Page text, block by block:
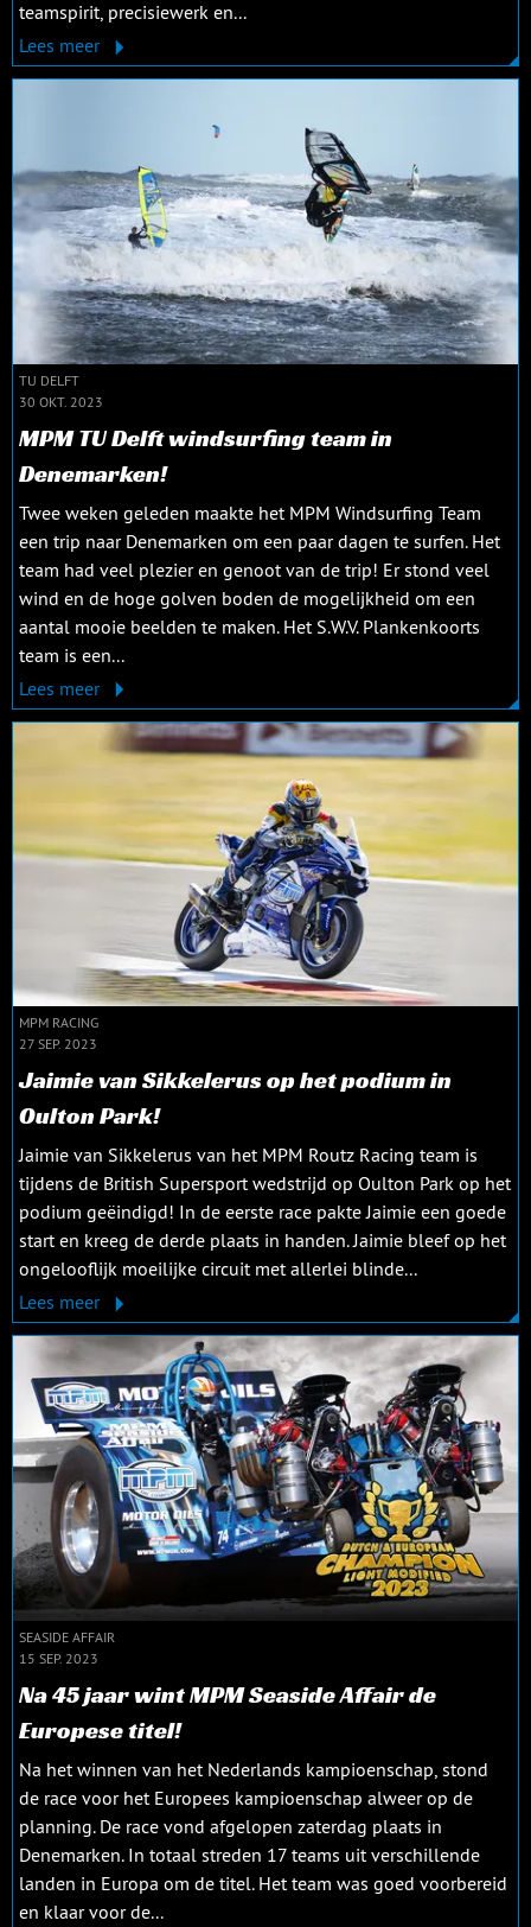
teamspirit, precisiewerk en...
Lees meer
TU DELFT
30 OKT. 2023
MPM TU Delft windsurfing team in
Denemarken!
Twee weken geleden maakte het MPM Windsurfing Team
een trip naar Denemarken om een paar dagen te surfen. Het
team had veel plezier en genoot van de trip! Er stond veel
wind en de hoge golven boden de mogelijkheid om een
aantal mooie beelden te maken. Het S.W.V. Plankenkoorts
team is een...
Lees meer
MPM RACING
27 SEP. 2023
Jaimie van Sikkelerus op het podium in
Oulton Park!
Jaimie van Sikkelerus van het MPM Routz Racing team is
tijdens de British Supersport wedstrijd op Oulton Park op het
podium geëindigd! In de eerste race pakte Jaimie een goede
start en kreeg de derde plaats in handen. Jaimie bleef op het
ongelooflijk moeilijke circuit met allerlei blinde...
Lees meer
SEASIDE AFFAIR
15 SEP. 2023
Na 45 jaar wint MPM Seaside Affair de
Europese titel!
Na het winnen van het Nederlands kampioenschap, stond
de race voor het Europees kampioenschap alweer op de
planning. De race vond afgelopen zaterdag plaats in
Denemarken. In totaal streden 17 teams uit verschillende
landen in Europa om de titel. Het team was goed voorbereid
en klaar voor de...